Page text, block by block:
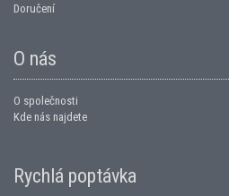
Doručení
O nás
O společnosti
Kde nás najdete
Rychlá poptávka